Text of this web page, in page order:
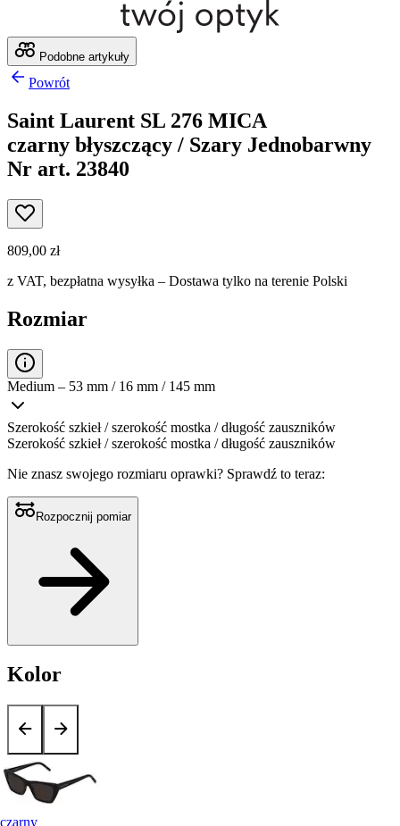
Podobne artykuły
Powrót
Saint Laurent SL 276 MICA
czarny błyszczący / Szary Jednobarwny
Nr art. 23840
809,00 zł
z VAT, bezpłatna wysyłka – Dostawa tylko na terenie Polski
Rozmiar
Medium – 53 mm / 16 mm / 145 mm
Szerokość szkieł / szerokość mostka / długość zauszników
Szerokość szkieł / szerokość mostka / długość zauszników
Nie znasz swojego rozmiaru oprawki? Sprawdź to teraz:
Rozpocznij pomiar
Kolor
czarny